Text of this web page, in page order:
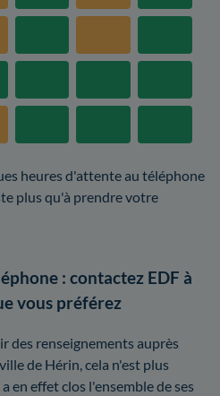
heures d'attente au téléphone
plus qu'à prendre votre
: contactez EDF à
vous préférez
des renseignements auprès
de Hérin, cela n'est plus
a en effet clos l'ensemble de ses